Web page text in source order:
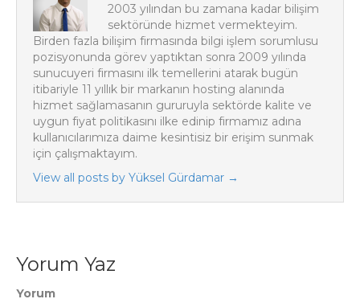
2003 yılından bu zamana kadar bilişim
sektöründe hizmet vermekteyim.
Birden fazla bilişim firmasında bilgi işlem sorumlusu
pozisyonunda görev yaptıktan sonra 2009 yılında
sunucuyeri firmasını ilk temellerini atarak bugün
itibariyle 11 yıllık bir markanın hosting alanında
hizmet sağlamasanın gururuyla sektörde kalite ve
uygun fiyat politikasını ilke edinip firmamız adına
kullanıcılarımıza daime kesintisiz bir erişim sunmak
için çalışmaktayım.
View all posts by Yüksel Gürdamar →
Yorum Yaz
Yorum